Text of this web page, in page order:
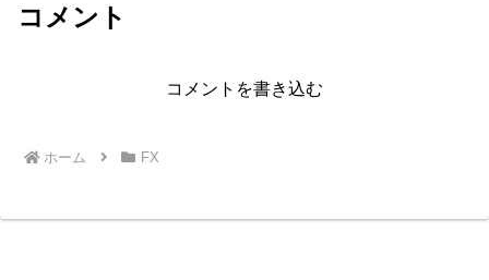
コメント
コメントを書き込む
ホーム FX